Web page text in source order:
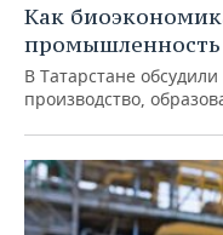
Как
В Татарстане
производство,